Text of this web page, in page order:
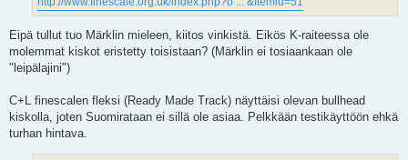
Eipä tullut tuo Märklin mieleen, kiitos vinkistä. Eikös K-raiteessa ole
molemmat kiskot eristetty toisistaan? (Märklin ei tosiaankaan ole
"leipälajini")
C+L finescalen fleksi (Ready Made Track) näyttäisi olevan bullhead
kiskolla, joten Suomirataan ei sillä ole asiaa. Pelkkään testikäyttöön ehkä
turhan hintava.